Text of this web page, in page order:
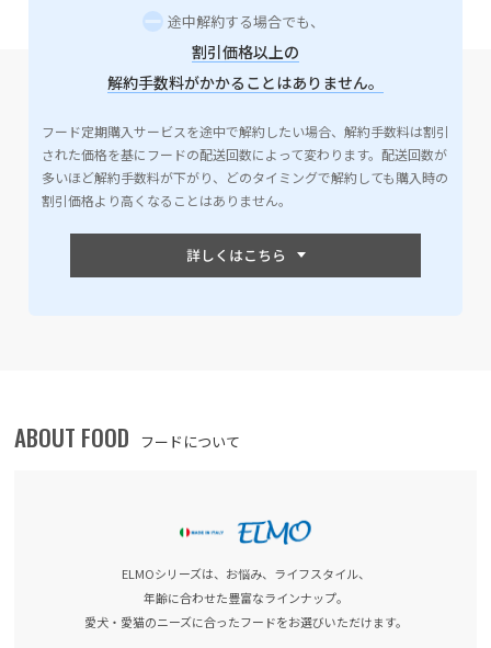
途中解約する場合でも、
割引価格以上の
解約手数料がかかることはありません。
フード定期購入サービスを途中で解約したい場合、解約手数料は割引
された価格を基にフードの配送回数によって変わります。配送回数が
多いほど解約手数料が下がり、どのタイミングで解約しても購入時の
割引価格より高くなることはありません。
ABOUT FOOD フードについて
ELMOシリーズは、お悩み、ライフスタイル、
年齢に合わせた豊富なラインナップ。
愛犬・愛猫のニーズに合ったフードをお選びいただけます。